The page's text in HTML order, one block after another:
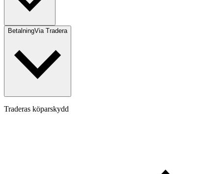
BetalningVia Tradera
Traderas köparskydd